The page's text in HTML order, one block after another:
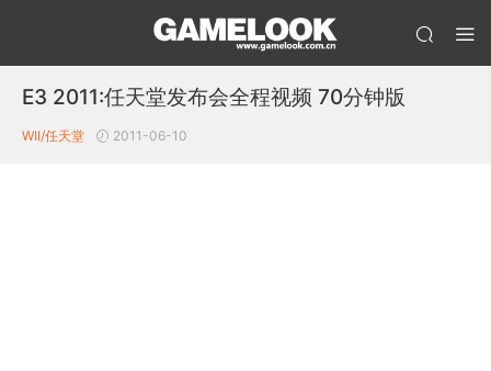
E3 2011:任天堂发布会全程视频 70分钟版
WII/任天堂 2011-06-10